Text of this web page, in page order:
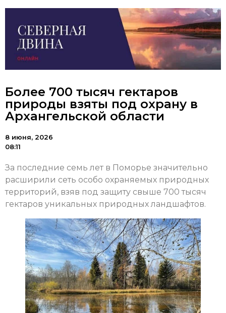
Более 700 тысяч гектаров
природы взяты под охрану в
Архангельской области
8 июня, 2026
08:11
За последние семь лет в Поморье значительно
расширили сеть особо охраняемых природных
территорий, взяв под защиту свыше 700 тысяч
гектаров уникальных природных ландшафтов.